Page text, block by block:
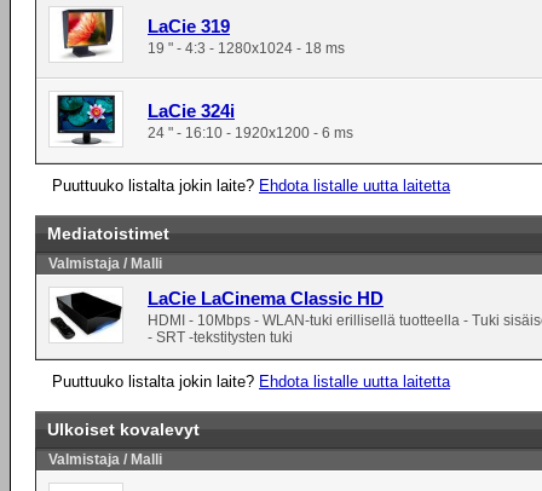
LaCie 319
19 " - 4:3 - 1280x1024 - 18 ms
LaCie 324i
24 " - 16:10 - 1920x1200 - 6 ms
Puuttuuko listalta jokin laite? Ehdota listalle uutta laitetta
Mediatoistimet
Valmistaja / Malli
LaCie LaCinema Classic HD
HDMI - 10Mbps - WLAN-tuki erillisellä tuotteella - Tuki
- SRT -tekstitysten tuki
Puuttuuko listalta jokin laite? Ehdota listalle uutta laitetta
Ulkoiset kovalevyt
Valmistaja / Malli